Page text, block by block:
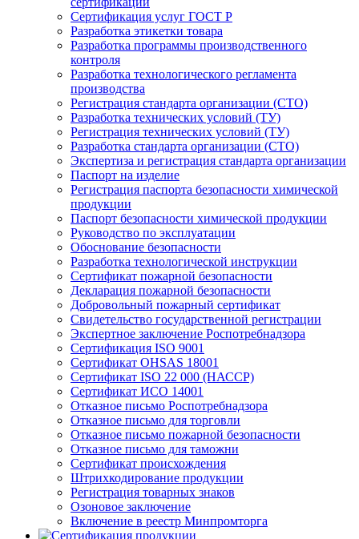
Сертификация услуг ГОСТ Р
Разработка этикетки товара
Разработка программы производственного
контроля
Разработка технологического регламента
производства
Регистрация стандарта организации (СТО)
Разработка технических условий (ТУ)
Регистрация технических условий (ТУ)
Разработка стандарта организации (СТО)
Экспертиза и регистрация стандарта организации
Паспорт на изделие
Регистрация паспорта безопасности химической
продукции
Паспорт безопасности химической продукции
Руководство по эксплуатации
Обоснование безопасности
Разработка технологической инструкции
Сертификат пожарной безопасности
Декларация пожарной безопасности
Добровольный пожарный сертификат
Свидетельство государственной регистрации
Экспертное заключение Роспотребнадзора
Сертификация ISO 9001
Сертификат OHSAS 18001
Сертификат ISO 22 000 (НАССР)
Сертификат ИСО 14001
Отказное письмо Роспотребнадзора
Отказное письмо для торговли
Отказное письмо пожарной безопасности
Отказное письмо для таможни
Сертификат происхождения
Штрихкодирование продукции
Регистрация товарных знаков
Озоновое заключение
Включение в реестр Минпромторга